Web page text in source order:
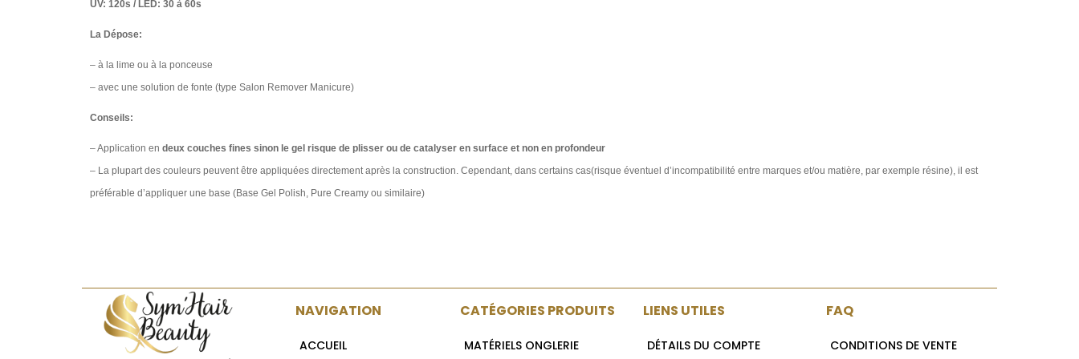
UV: 120s / LED: 30 à 60s
La Dépose:
– à la lime ou à la ponceuse
– avec une solution de fonte (type Salon Remover Manicure)​
Conseils:
– Application en deux couches fines sinon le gel risque de plisser ou de catalyser en surface et non en profondeur
– La plupart des couleurs peuvent être appliquées directement après la construction. Cependant, dans certains cas(risque éventuel d’incompatibilité entre marques et/ou matière, par exemple résine), il est
préférable d’appliquer une base (Base Gel Polish, Pure Creamy ou similaire)
NAVIGATION
ACCUEIL
CATÉGORIES PRODUITS
MATÉRIELS ONGLERIE
LIENS UTILES
DÉTAILS DU COMPTE
FAQ
CONDITIONS DE VENTE